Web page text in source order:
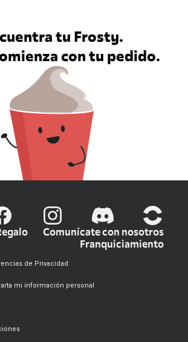
tu Frosty.
con tu pedido.
Comunícate con nosotros
Franquiciamiento
mi información personal
de Privacidad